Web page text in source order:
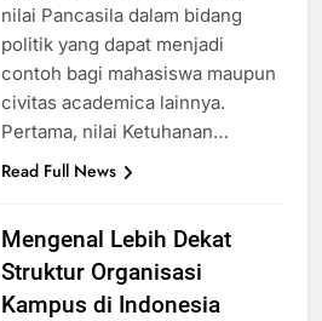
nilai Pancasila dalam bidang
politik yang dapat menjadi
contoh bagi mahasiswa maupun
civitas academica lainnya.
Pertama, nilai Ketuhanan…
Read Full News
Mengenal Lebih Dekat
Struktur Organisasi
Kampus di Indonesia